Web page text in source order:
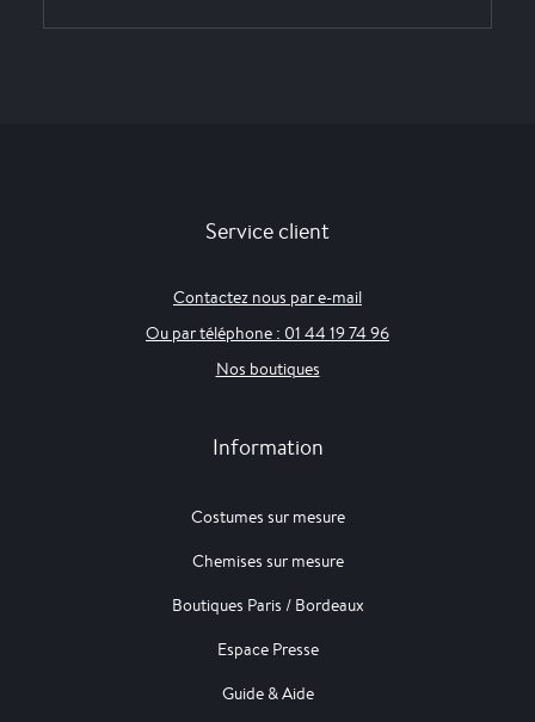
Service client
Contactez nous par e-mail
Ou par téléphone : 01 44 19 74 96
Nos boutiques
Information
Costumes sur mesure
Chemises sur mesure
Boutiques Paris / Bordeaux
Espace Presse
Guide & Aide